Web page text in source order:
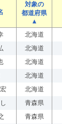
対象の
都道府県
▲
北海道
北海道
北海道
北海道
北海道
青森県
青森県